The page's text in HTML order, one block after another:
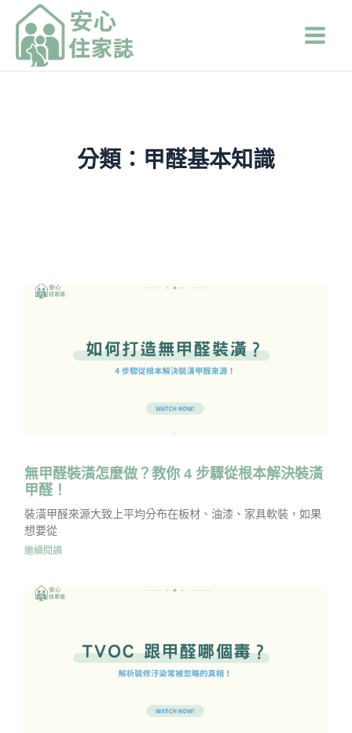
要
Menu
分類：甲醛基本知識
無甲醛裝潢怎麼做？教你 4 步驟從根本解決裝潢
甲醛！
裝潢甲醛來源大致上平均分布在板材、油漆、家具軟裝，如果
想要從
繼續閱讀
頁
頁